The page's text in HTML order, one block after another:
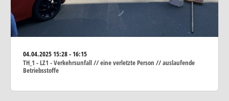
04.04.202515:28 - 16:15
TH_1 - LZ1 - Verkehrsunfall // eine verletzte Person // auslaufende
Betriebsstoffe